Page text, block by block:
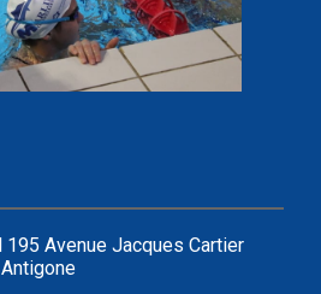
195 Avenue Jacques Cartier